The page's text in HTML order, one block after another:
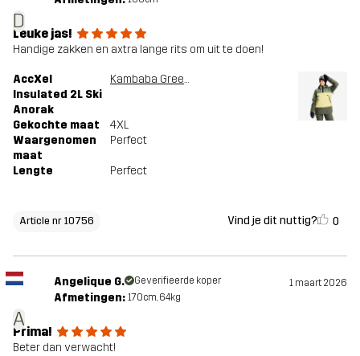
D
Leuke jas!
Handige zakken en axtra lange rits om uit te doen!
AccXel
Insulated 2L Ski
Anorak
Kambaba Green/Lemon Grass
Gekochte maat
4XL
Waargenomen
maat
Perfect
Lengte Perfect
Article nr 10756 Vind je dit nuttig? 0
A
Angelique G. Geverifieerde koper 1 maart 2026
Afmetingen: 170cm, 64kg
Prima!
Beter dan verwacht!